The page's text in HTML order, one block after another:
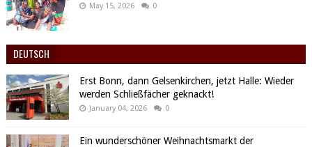
May 15, 2026 0
DEUTSCH
Erst Bonn, dann Gelsenkirchen, jetzt Halle: Wieder
werden Schließfächer geknackt!
January 04, 2026 0
Ein wunderschöner Weihnachtsmarkt der